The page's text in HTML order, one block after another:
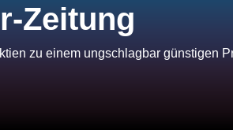
Zeitung
zu einem ungschlagbar günstigen